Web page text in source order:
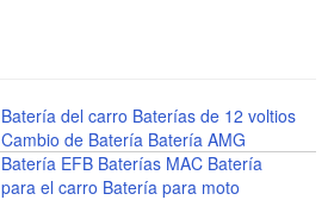
Batería del carro Baterías de 12 voltios
Cambio de Batería Batería AMG
Batería EFB Baterías MAC Batería
para el carro Batería para moto